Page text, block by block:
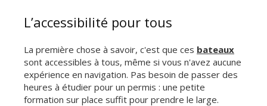
L’accessibilité pour tous
La première chose à savoir, c'est que ces bateaux
sont accessibles à tous, même si vous n'avez aucune
expérience en navigation. Pas besoin de passer des
heures à étudier pour un permis : une petite
formation sur place suffit pour prendre le large.